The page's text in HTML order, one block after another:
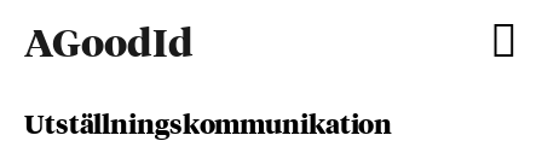
innehåll
AGoodId
utställningskommunikation